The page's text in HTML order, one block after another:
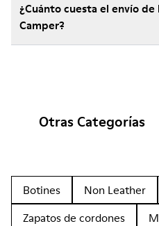
¿Cuánto cuesta el envío de
Camper?
Otras Categorías
Botines Non Leather
Zapatos de cordones